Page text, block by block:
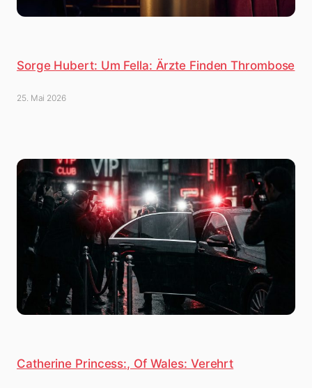
Sorge Hubert: Um Fella: Ärzte Finden Thrombose
25. Mai 2026
Catherine Princess:, Of Wales: Verehrt